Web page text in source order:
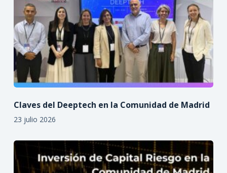
Claves del Deeptech en la Comunidad de Madrid
23 julio 2026